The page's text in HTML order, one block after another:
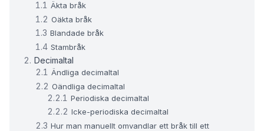
Äkta bråk
Oäkta bråk
Blandade bråk
Stambråk
Decimaltal
Ändliga decimaltal
Oändliga decimaltal
Periodiska decimaltal
Icke-periodiska decimaltal
Hur man manuellt omvandlar ett bråk till ett